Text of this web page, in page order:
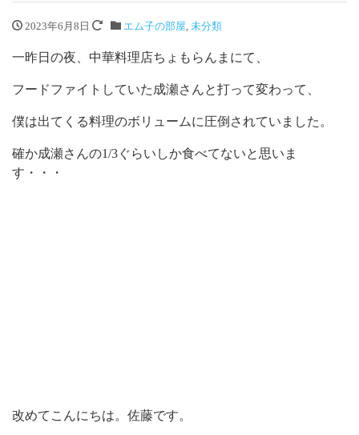
2023年6月8日 エム子の部屋, 未分類
一昨日の夜、中華料理店ちょもらんまにて、
フードファイトしていた成瀬さんと打って変わって、
僕は出てくる料理のボリュームに圧倒されていました。
確か成瀬さんの1/3ぐらいしか食べてないと思いま
す・・・
改めてこんにちは。佐藤です。